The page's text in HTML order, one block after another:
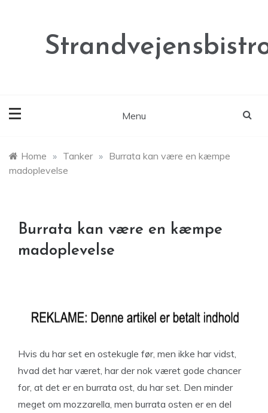
Menu
Home » Tanker » Burrata kan være en kæmpe
madoplevelse
Burrata kan være en kæmpe
madoplevelse
Hvis du har set en ostekugle før, men ikke har vidst,
hvad det har været, har der nok været gode chancer
for, at det er en burrata ost, du har set. Den minder
meget om mozzarella, men burrata osten er en del